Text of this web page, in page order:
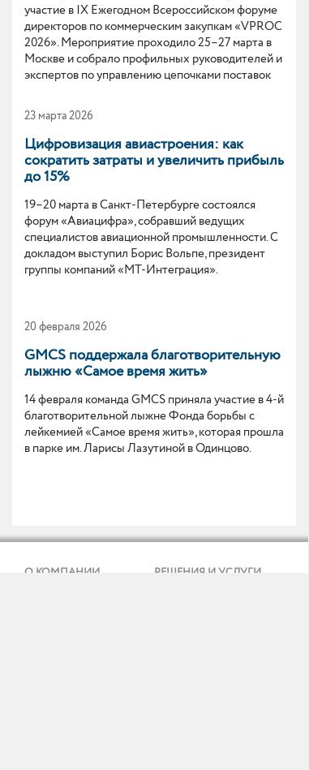
участие в IX Ежегодном Всероссийском форуме
директоров по коммерческим закупкам «VPROC
2026». Мероприятие проходило 25–27 марта в
Москве и собрало профильных руководителей и
экспертов по управлению цепочками поставок
23 марта 2026
Цифровизация авиастроения: как
сократить затраты и увеличить прибыль
до 15%
19–20 марта в Санкт-Петербурге состоялся
форум «Авиацифра», собравший ведущих
специалистов авиационной промышленности. С
докладом выступил Борис Вольпе, президент
группы компаний «МТ-Интеграция».
20 февраля 2026
GMCS поддержала благотворительную
лыжню «Самое время жить»
14 февраля команда GMCS приняла участие в 4-й
благотворительной лыжне Фонда борьбы с
лейкемией «Самое время жить», которая прошла
в парке им. Ларисы Лазутиной в Одинцово.
О КОМПАНИИ
РЕШЕНИЯ И УСЛУГИ